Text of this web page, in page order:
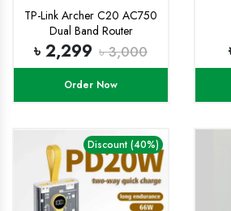
TP-Link Archer C20 AC750
Dual Band Router
৳ 2,299 ৳ 3,000
Order Now
Discount (40%)